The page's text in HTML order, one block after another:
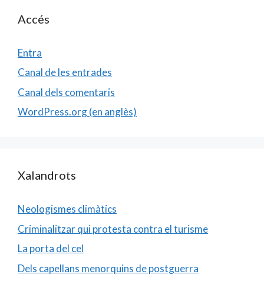
Accés
Entra
Canal de les entrades
Canal dels comentaris
WordPress.org (en anglès)
Xalandrots
Neologismes climàtics
Criminalitzar qui protesta contra el turisme
La porta del cel
Dels capellans menorquins de postguerra